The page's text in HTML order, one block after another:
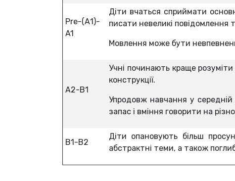
Pre-(А1)-
A1
Діти вчаться сприймати
писати невеликі повідомлення
Мовлення може бути
А2-B1
Учні починають краще
конструкції.
Упродовж навчання у
запас і вміння говорити на
B1-B2
Діти опановують більш
абстрактні теми, а також